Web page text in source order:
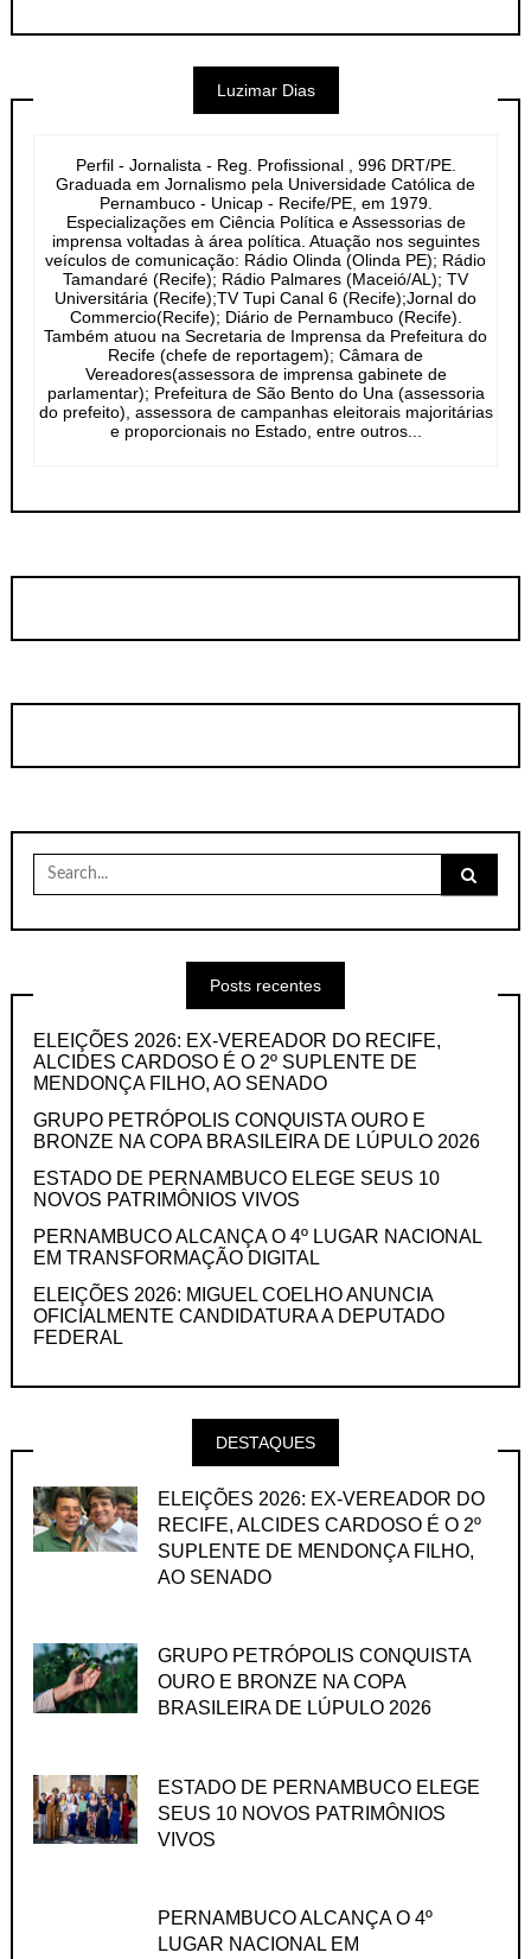
Luzimar Dias
Perfil - Jornalista - Reg. Profissional , 996 DRT/PE.
Graduada em Jornalismo pela Universidade Católica de
Pernambuco - Unicap - Recife/PE, em 1979.
Especializações em Ciência Política e Assessorias de
imprensa voltadas à área política. Atuação nos seguintes
veículos de comunicação: Rádio Olinda (Olinda PE); Rádio
Tamandaré (Recife); Rádio Palmares (Maceió/AL); TV
Universitária (Recife);TV Tupi Canal 6 (Recife);Jornal do
Commercio(Recife); Diário de Pernambuco (Recife).
Também atuou na Secretaria de Imprensa da Prefeitura do
Recife (chefe de reportagem); Câmara de
Vereadores(assessora de imprensa gabinete de
parlamentar); Prefeitura de São Bento do Una (assessoria
do prefeito), assessora de campanhas eleitorais majoritárias
e proporcionais no Estado, entre outros...
Search
for:
Posts recentes
ELEIÇÕES 2026: EX-VEREADOR DO RECIFE,
ALCIDES CARDOSO É O 2º SUPLENTE DE
MENDONÇA FILHO, AO SENADO
GRUPO PETRÓPOLIS CONQUISTA OURO E
BRONZE NA COPA BRASILEIRA DE LÚPULO 2026
ESTADO DE PERNAMBUCO ELEGE SEUS 10
NOVOS PATRIMÔNIOS VIVOS
PERNAMBUCO ALCANÇA O 4º LUGAR NACIONAL
EM TRANSFORMAÇÃO DIGITAL
ELEIÇÕES 2026: MIGUEL COELHO ANUNCIA
OFICIALMENTE CANDIDATURA A DEPUTADO
FEDERAL
DESTAQUES
ELEIÇÕES 2026: EX-VEREADOR DO
RECIFE, ALCIDES CARDOSO É O 2º
SUPLENTE DE MENDONÇA FILHO,
AO SENADO
GRUPO PETRÓPOLIS CONQUISTA
OURO E BRONZE NA COPA
BRASILEIRA DE LÚPULO 2026
ESTADO DE PERNAMBUCO ELEGE
SEUS 10 NOVOS PATRIMÔNIOS
VIVOS
PERNAMBUCO ALCANÇA O 4º
LUGAR NACIONAL EM